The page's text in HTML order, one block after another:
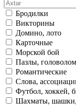
Бродилки
Викторины
Домино, лото
Карточные
Морской бой
Пазлы,
Романтические
Слова,
Футбол, хоккей,
Шахматы,